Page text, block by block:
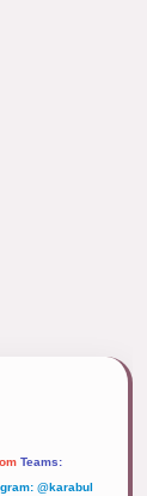
Teams:
@karabul